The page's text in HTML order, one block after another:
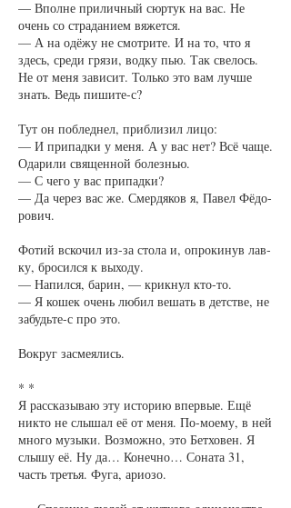
— Впол­не при­лич­ный сюр­тук на вас. Не
очень со стра­да­ни­ем вя­жет­ся.
— А на одёжу не смот­ри­те. И на то, что я
здесь, сре­ди гря­зи, вод­ку пью. Так све­лось.
Не от ме­ня за­ви­сит. Толь­ко это вам луч­ше
знать. Ведь пи­ши­те-с?
Тут он по­блед­нел, при­бли­зил ли­цо:
— И при­пад­ки у ме­ня. А у вас нет? Всё ча­ще.
Ода­ри­ли свя­щен­ной бо­лезнью.
— С че­го у вас при­пад­ки?
— Да че­рез вас же. Смер­дя­ков я, Па­вел Фёдо­
ро­вич.
Фо­тий вско­чил из-за сто­ла и, опро­ки­нув лав­
ку, бро­сил­ся к вы­хо­ду.
— На­пил­ся, ба­рин, — крик­нул кто-то.
— Я ко­шек очень лю­бил ве­шать в дет­ст­ве, не
за­будь­те-с про это.
Во­круг за­сме­я­лись.
* *
Я рас­ска­зы­ваю эту ис­то­рию впер­вые. Ещё
ни­кто не слы­шал её от ме­ня. По-мо­е­му, в ней
мно­го му­зы­ки. Воз­мож­но, это Бет­хо­вен. Я
слы­шу её. Ну да… Ко­неч­но… Со­на­та 31,
часть третья. Фу­га, ари­о­зо.